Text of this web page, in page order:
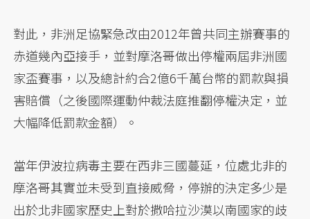
對此，非洲足協緊急改由2012年曾共同主辦賽事的
赤道幾內亞接手，並對摩洛哥做出停權兩屆非洲國
家盃賽事，以及總計約合2億6千萬台幣的罰款與損
害賠償（之後國際運動仲裁法庭推翻停權決定，並
大幅降低罰款金額）。
當年伊波拉病毒主要在西非三國蔓延，位處北非的
摩洛哥其實並未受到直接威脅，停辦的決定多少是
出於北非國家歷史上對於撒哈拉沙漠以南國家的歧